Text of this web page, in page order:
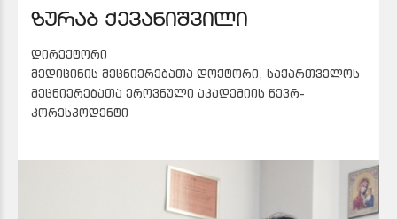
ზურაბ ქევანიშვილი
დირექტორი
მედიცინის მეცნიერებათა დოქტორი, საქართველოს
მეცნიერებათა ეროვნული აკადემიის წევრ-
კორესპოდენტი